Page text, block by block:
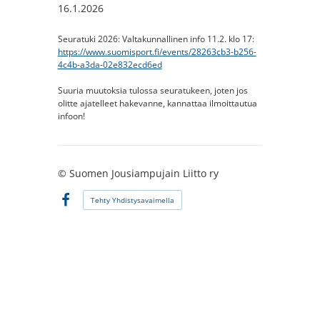
16.1.2026
Seuratuki 2026: Valtakunnallinen info 11.2. klo 17:
https://www.suomisport.fi/events/28263cb3-b256-
4c4b-a3da-02e832ecd6ed
Suuria muutoksia tulossa seuratukeen, joten jos
olitte ajatelleet hakevanne, kannattaa ilmoittautua
infoon!
© Suomen Jousiampujain Liitto ry
Facebook
Tehty Yhdistysavaimella